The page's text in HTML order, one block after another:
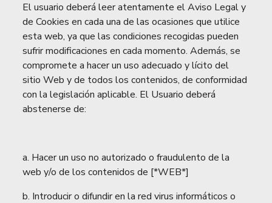
El usuario deberá leer atentamente el Aviso Legal y
de Cookies en cada una de las ocasiones que utilice
esta web, ya que las condiciones recogidas pueden
sufrir modificaciones en cada momento. Además, se
compromete a hacer un uso adecuado y lícito del
sitio Web y de todos los contenidos, de conformidad
con la legislación aplicable. El Usuario deberá
abstenerse de:
a. Hacer un uso no autorizado o fraudulento de la
web y/o de los contenidos de [*WEB*]
b. Introducir o difundir en la red virus informáticos o